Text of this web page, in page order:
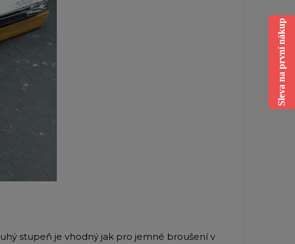
stupeň je vhodný jak pro jemné broušení v
Sleva na první nákup